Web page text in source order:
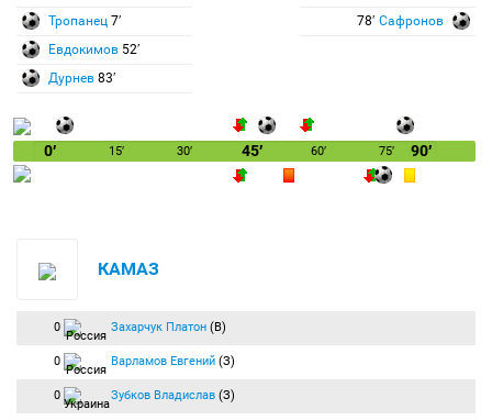
Тропанец 7′
Евдокимов 52′
Дурнев 83′
78′ Сафронов
0′ 15′ 30′ 45′ 60′ 75′ 90′
КАМАЗ
0 Захарчук Платон (В)
0 Варламов Евгений (З)
0 Зубков Владислав (З)